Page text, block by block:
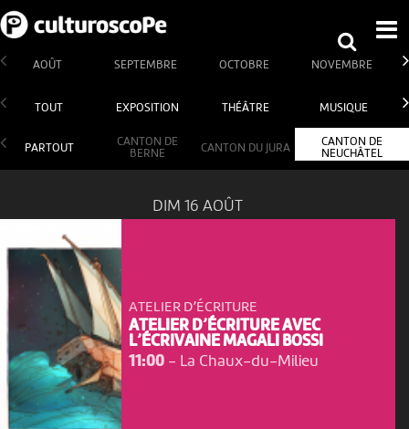
AOÛT SEPTEMBRE OCTOBRE NOVEMBRE
TOUT EXPOSITION THÉÂTRE MUSIQUE
PARTOUT
CANTON DE
BERNE
CANTON DU JURA
CANTON DE
NEUCHÂTEL
DIM 16 AOÛT
ATELIER D’ÉCRITURE
ATELIER D’ÉCRITURE AVEC
L’ÉCRIVAINE MAGALI BOSSI
11:00- La Chaux-du-Milieu